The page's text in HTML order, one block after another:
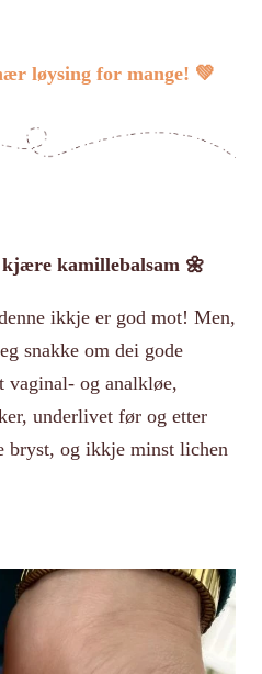
løysing for mange! 💚
kamillebalsam 🌼
ikkje er god mot! Men,
snakke om dei gode
vaginal- og analkløe,
underlivet før og etter
bryst, og ikkje minst lichen